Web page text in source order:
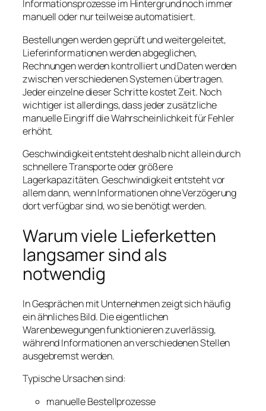
Informationsprozesse im Hintergrund noch immer
manuell oder nur teilweise automatisiert.
Bestellungen werden geprüft und weitergeleitet,
Lieferinformationen werden abgeglichen,
Rechnungen werden kontrolliert und Daten werden
zwischen verschiedenen Systemen übertragen.
Jeder einzelne dieser Schritte kostet Zeit. Noch
wichtiger ist allerdings, dass jeder zusätzliche
manuelle Eingriff die Wahrscheinlichkeit für Fehler
erhöht.
Geschwindigkeit entsteht deshalb nicht allein durch
schnellere Transporte oder größere
Lagerkapazitäten. Geschwindigkeit entsteht vor
allem dann, wenn Informationen ohne Verzögerung
dort verfügbar sind, wo sie benötigt werden.
Warum viele Lieferketten
langsamer sind als
notwendig
In Gesprächen mit Unternehmen zeigt sich häufig
ein ähnliches Bild. Die eigentlichen
Warenbewegungen funktionieren zuverlässig,
während Informationen an verschiedenen Stellen
ausgebremst werden.
Typische Ursachen sind:
manuelle Bestellprozesse